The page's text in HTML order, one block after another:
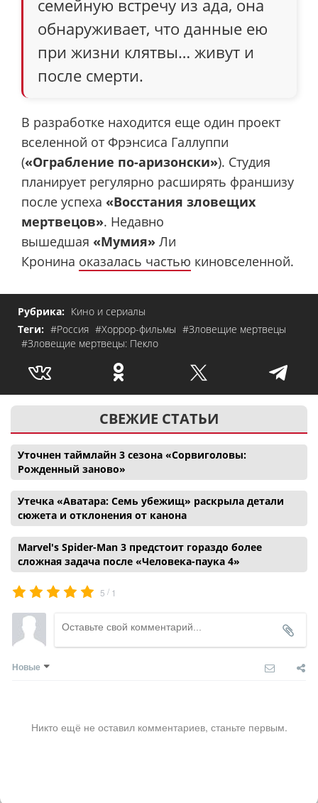
семейную встречу из ада, она
обнаруживает, что данные ею
при жизни клятвы… живут и
после смерти.
В разработке находится еще один проект
вселенной от Фрэнсиса Галлуппи
(«Ограбление по-аризонски»). Студия
планирует регулярно расширять франшизу
после успеха «Восстания зловещих
мертвецов». Недавно
вышедшая «Мумия» Ли
Кронина оказалась частью киновселенной.
Рубрика: Кино и сериалы
Теги: #Россия #Хоррор-фильмы #Зловещие мертвецы
#Зловещие мертвецы: Пекло
СВЕЖИЕ СТАТЬИ
Уточнен таймлайн 3 сезона «Сорвиголовы:
Рожденный заново»
Утечка «Аватара: Семь убежищ» раскрыла детали
сюжета и отклонения от канона
Marvel's Spider-Man 3 предстоит гораздо более
сложная задача после «Человека-паука 4»
5 / 1
Новые
Никто ещё не оставил комментариев, станьте первым.